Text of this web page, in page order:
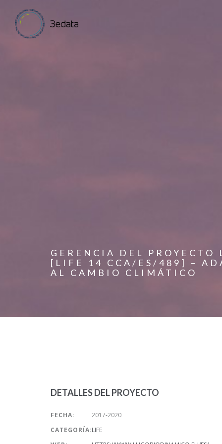
GERENCIA DEL
[LIFE 14 CCA/ES/489] –
AL CAMBIO CLIMÁTICO
DETALLES DEL PROYECTO
FECHA:
2017-2020
CATEGORÍA:LIFE